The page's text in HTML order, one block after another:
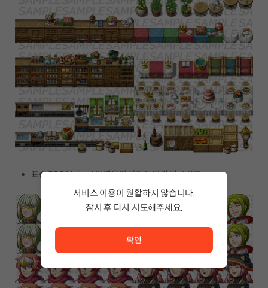
표준 RPG Maker MV 영웅의 감정이 담긴 얼굴 세트
서비스 이용이 원활하지 않습니다.
잠시 후 다시 시도해주세요.
서비스 이용이 원활하지 않습니다. <br/> 잠시 후 다시 시도
확인